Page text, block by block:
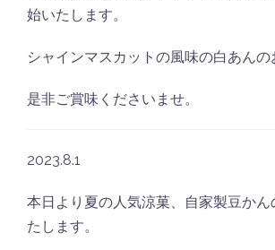
始いたします。
シャインマスカットの風味の白あんの
是非ご賞味くださいませ。
2023.8.1
本日より夏の人気涼菓、自家製豆かん
たします。